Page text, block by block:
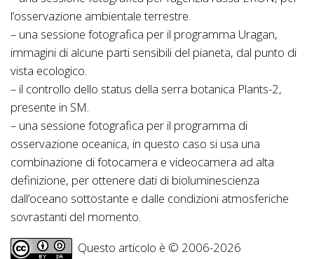
l’osservazione ambientale terrestre.
– una sessione fotografica per il programma Uragan,
immagini di alcune parti sensibili del pianeta, dal punto di
vista ecologico.
– il controllo dello status della serra botanica Plants-2,
presente in SM.
– una sessione fotografica per il programma di
osservazione oceanica, in questo caso si usa una
combinazione di fotocamera e videocamera ad alta
definizione, per ottenere dati di bioluminescienza
dall’oceano sottostante e dalle condizioni atmosferiche
sovrastanti del momento.
Questo articolo è © 2006-2026